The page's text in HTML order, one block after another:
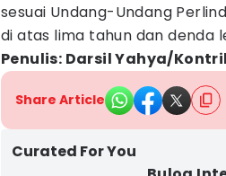
sesuai Undang-Undang
di atas lima tahun dan denda
Penulis: Darsil Yahya/
Share Article
Curated For You